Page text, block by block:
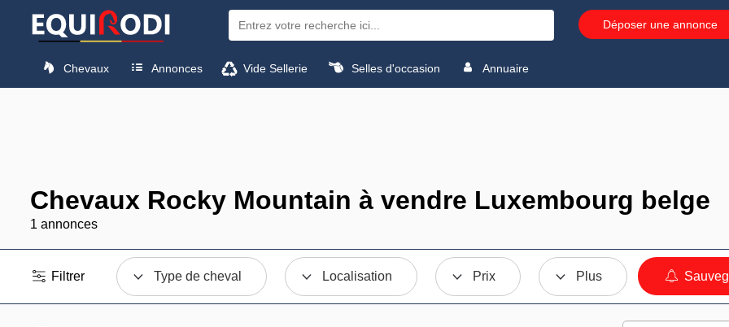
Déposer une annonce
Chevaux Annonces Vide Sellerie Selles d'occasion Annuaire
Chevaux Rocky Mountain à vendre Luxembourg belge
1 annonces
Filtrer Type de cheval Localisation Prix Plus